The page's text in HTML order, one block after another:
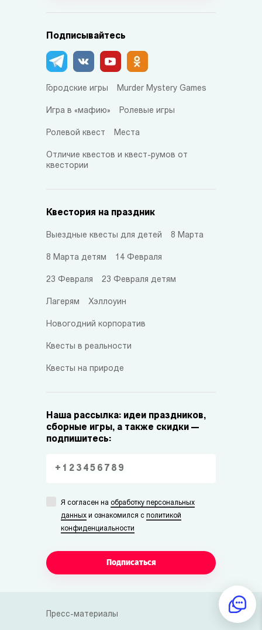
Подписывайтесь
Городские игры Murder Mystery Games
Игра в «мафию» Ролевые игры
Ролевой квест Места
Отличие квестов и квест-румов от
квестории
Квестория на праздник
Выездные квесты для детей 8 Марта
8 Марта детям 14 Февраля
23 Февраля 23 Февраля детям
Лагерям Хэллоуин
Новогодний корпоратив
Квесты в реальности
Квесты на природе
Наша рассылка: идеи праздников,
сборные игры, а также скидки —
подпишитесь:
Я согласен на обработку персональных
данных и ознакомился с политикой
конфиденциальности
Подписаться
Пресс-материалы